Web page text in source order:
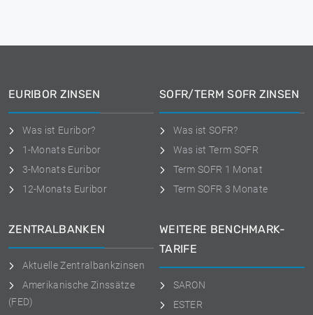
EURIBOR ZINSEN
Was ist Euribor?
1-Monats Euribor
3-Monats Euribor
12-Monats Euribor
SOFR/TERM SOFR ZINSEN
Was ist SOFR?
Was ist Term SOFR
Term SOFR 1 Monat
Term SOFR 3 Monate
ZENTRALBANKEN
Aktuelle Zentralbankzinsen
Amerikanische Zinssätze
(FED)
WEITERE BENCHMARK-
TARIFE
SARON
ESTER